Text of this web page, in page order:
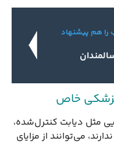
را هم پیشنهاد
مثل دیابت کنترل‌شده،
می‌توانند از مزایای